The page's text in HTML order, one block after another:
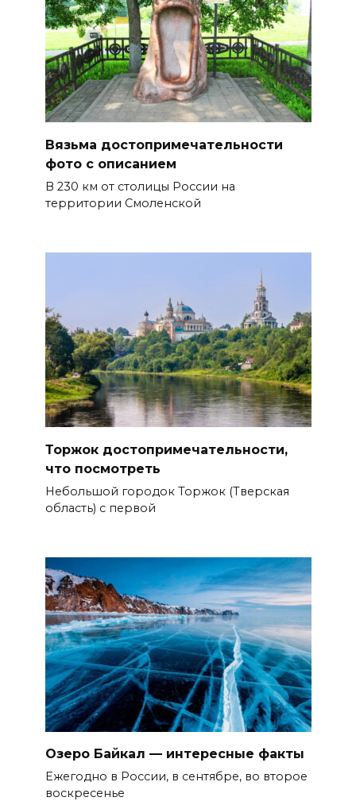
Вязьма достопримечательности
фото с описанием
В 230 км от столицы России на
территории Смоленской
Торжок достопримечательности,
что посмотреть
Небольшой городок Торжок (Тверская
область) с первой
Озеро Байкал — интересные факты
Ежегодно в России, в сентябре, во второе
воскресенье